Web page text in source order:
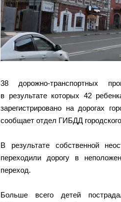
38 дорожно-транспортных
в результате которых 42
зарегистрировано на дорогах
сообщает отдел ГИБДД
В результате собственной
переходили дорогу в
переход.
Больше всего детей